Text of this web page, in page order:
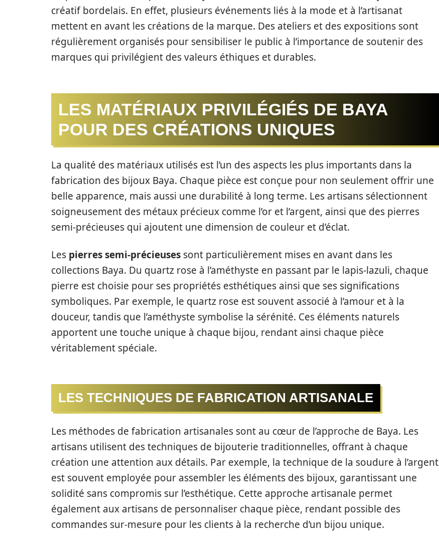
créatif bordelais. En effet, plusieurs événements liés à la mode et à l’artisanat
mettent en avant les créations de la marque. Des ateliers et des expositions sont
régulièrement organisés pour sensibiliser le public à l’importance de soutenir des
marques qui privilégient des valeurs éthiques et durables.
LES MATÉRIAUX PRIVILÉGIÉS DE BAYA
POUR DES CRÉATIONS UNIQUES
La qualité des matériaux utilisés est l’un des aspects les plus importants dans la
fabrication des bijoux Baya. Chaque pièce est conçue pour non seulement offrir une
belle apparence, mais aussi une durabilité à long terme. Les artisans sélectionnent
soigneusement des métaux précieux comme l’or et l’argent, ainsi que des pierres
semi-précieuses qui ajoutent une dimension de couleur et d’éclat.
Les pierres semi-précieuses sont particulièrement mises en avant dans les
collections Baya. Du quartz rose à l’améthyste en passant par le lapis-lazuli, chaque
pierre est choisie pour ses propriétés esthétiques ainsi que ses significations
symboliques. Par exemple, le quartz rose est souvent associé à l’amour et à la
douceur, tandis que l’améthyste symbolise la sérénité. Ces éléments naturels
apportent une touche unique à chaque bijou, rendant ainsi chaque pièce
véritablement spéciale.
LES TECHNIQUES DE FABRICATION ARTISANALE
Les méthodes de fabrication artisanales sont au cœur de l’approche de Baya. Les
artisans utilisent des techniques de bijouterie traditionnelles, offrant à chaque
création une attention aux détails. Par exemple, la technique de la soudure à l’argent
est souvent employée pour assembler les éléments des bijoux, garantissant une
solidité sans compromis sur l’esthétique. Cette approche artisanale permet
également aux artisans de personnaliser chaque pièce, rendant possible des
commandes sur-mesure pour les clients à la recherche d’un bijou unique.